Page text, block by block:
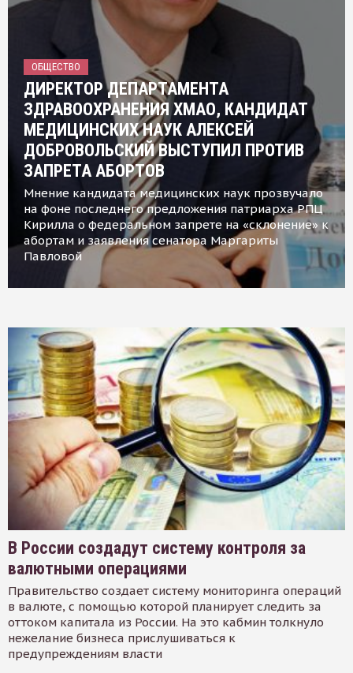
ОБЩЕСТВО
ДИРЕКТОР ДЕПАРТАМЕНТА
ЗДРАВООХРАНЕНИЯ ХМАО, КАНДИДАТ
МЕДИЦИНСКИХ НАУК АЛЕКСЕЙ
ДОБРОВОЛЬСКИЙ ВЫСТУПИЛ ПРОТИВ
ЗАПРЕТА АБОРТОВ
Мнение кандидата медицинских наук прозвучало
на фоне последнего предложения патриарха РПЦ
Кирилла о федеральном запрете на «склонение» к
абортам и заявления сенатора Маргариты
Павловой
В России создадут систему контроля за
валютными операциями
Правительство создает систему мониторинга операций
в валюте, с помощью которой планирует следить за
оттоком капитала из России. На это кабмин толкнуло
нежелание бизнеса прислушиваться к
предупреждениям власти